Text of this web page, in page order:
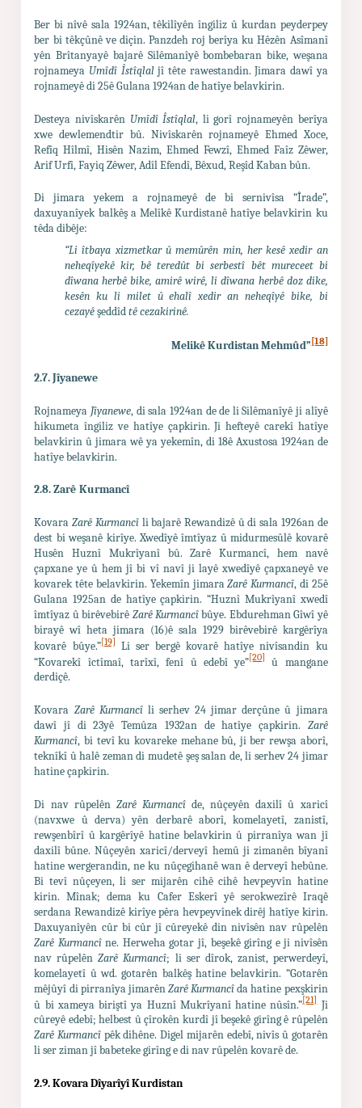
Ber bi nîvê sala 1924an, têkilîyên îngiliz û kurdan peyderpey
ber bi têkçûnê ve diçin. Panzdeh roj berîya ku Hêzên Asîmanî
yên Brîtanyayê bajarê Silêmanîyê bombebaran bike, weşana
rojnameya Umîdî Îstîqlaljî tête rawestandin. Jimara dawî ya
rojnameyê di 25ê Gulana 1924an de hatîye belavkirin.
Desteya nivîskarên Umîdî Îstîqlal, li gorî rojnameyên berîya
xwe dewlemendtir bû. Nivîskarên rojnameyê Ehmed Xoce,
Refîq Hîlmî, Hisên Nazim, Ehmed Fewzî, Ehmed Faîz Zêwer,
Arif Urfî, Fayiq Zêwer, Adîl Efendî, Bêxud, Reşîd Kaban bûn.
Di jimara yekem a rojnameyê de bi sernivîsa “Îrade”,
daxuyanîyek balkêş a Melîkê Kurdistanê hatîye belavkirin ku
têda dibêje:
“Li îtbaya xizmetkar û memûrên min, her kesê xedir an
neheqîyekê kir, bê teredût bi serbestî bêt mureceet bi
dîwana herbê bike, amirê wirê, li dîwana herbê doz dike,
kesên ku li milet û ehalî xedir an neheqîyê bike, bi
cezayêşeddîdtê cezakirinê.
Melikê Kurdistan Mehmûd”[18]
2.7. Jîyanewe
Rojnameya Jîyanewe, di sala 1924an de de li Silêmanîyê ji alîyê
hikumeta îngiliz ve hatîye çapkirin. Ji hefteyê carekî hatîye
belavkirin û jimara wê ya yekemîn, di 18ê Axustosa 1924an de
hatîye belavkirin.
2.8. Zarê Kurmancî
KovaraZarê Kurmancîli bajarê Rewandizê û di sala 1926an de
dest bi weşanê kirîye. Xwedîyê îmtîyaz û midurmesûlê kovarê
Husên Huznî Mukrîyanî bû. Zarê Kurmancî, hem navê
çapxane ye û hem jî bi vî navî ji layê xwedîyê çapxaneyê ve
kovarek tête belavkirin. Yekemîn jimaraZarê Kurmancî, di 25ê
Gulana 1925an de hatîye çapkirin. “Huznî Mukrîyanî xwedî
îmtîyaz û birêvebirê Zarê Kurmancîbûye. Ebdurehman Gîwî yê
birayê wî heta jimara (16)ê sala 1929 birêvebirê kargêrîya
kovarê bûye.”[19]
Li ser bergê kovarê hatîye nivîsandin ku
“Kovarekî îctîmaî, tarîxî, fenî û edebî ye” [20]
û mangane
derdiçê.
Kovara Zarê Kurmancîli serhev 24 jimar derçûne û jimara
dawî jî di 23yê Temûza 1932an de hatîye çapkirin. Zarê
Kurmancî, bi tevî ku kovareke mehane bû, ji ber rewşa aborî,
teknîkî û halê zeman di mudetê şeş salan de, li serhev 24 jimar
hatine çapkirin.
Di nav rûpelên Zarê Kurmancîde, nûçeyên daxilî û xaricî
(navxwe û derva) yên derbarê aborî, komelayetî, zanistî,
rewşenbîrî û kargêrîyê hatine belavkirin û pirranîya wan jî
daxilî bûne. Nûçeyên xaricî/derveyî hemû ji zimanên bîyanî
hatine wergerandin, ne ku nûçegihanê wan ê derveyî hebûne.
Bi tevî nûçeyen, li ser mijarên cihê cihê hevpeyvîn hatine
kirin. Mînak; dema ku Cafer Eskerî yê serokwezîrê Iraqê
serdana Rewandizê kirîye pêra hevpeyvînek dirêj hatîye kirin.
Daxuyanîyên cûr bi cûr jî cûreyekê din nivîsên nav rûpelên
Zarê Kurmancîne. Herweha gotar jî, beşekê girîng e ji nivîsên
nav rûpelênZarê Kurmancî; li ser dîrok, zanist, perwerdeyî,
komelayetî û wd. gotarên balkêş hatine belavkirin. “Gotarên
mêjûyî di pirranîya jimarênZarê Kurmancîda hatine pexşkirin
û bi xameya biriştî ya Huznî Mukrîyanî hatine nûsîn.” [21] Ji
cûreyê edebî; helbest û çîrokên kurdî jî beşekê girîng ê rûpelên
Zarê Kurmancî pêk dihêne. Digel mijarên edebî, nivîs û gotarên
li ser ziman jî babeteke girîng e di nav rûpelên kovarê de.
2.9. Kovara Dîyarîyî Kurdistan